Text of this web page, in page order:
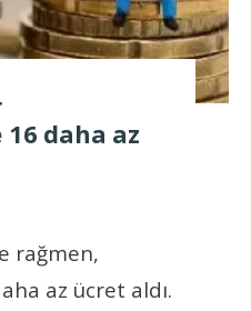
daha az
rağmen,
az ücret aldı.